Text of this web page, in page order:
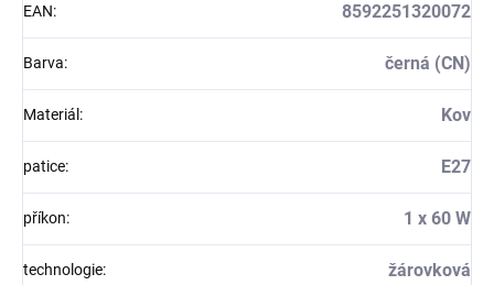
EAN: 8592251320072
Barva: černá (CN)
Materiál : Kov
patice: E27
příkon: 1 x 60 W
technologie: žárovková